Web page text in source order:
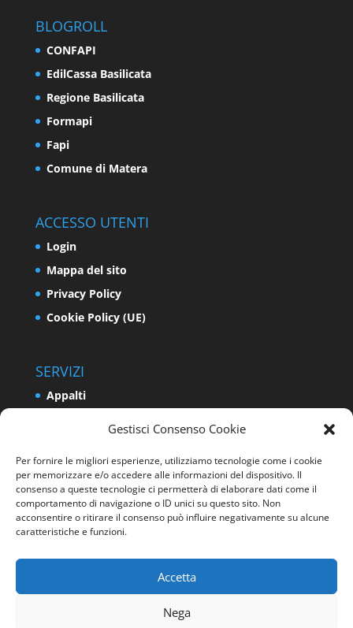
Gestisci Consenso Cookie
Per fornire le migliori esperienze, utilizziamo tecnologie come i cookie
per memorizzare e/o accedere alle informazioni del dispositivo. Il
consenso a queste tecnologie ci permetterà di elaborare dati come il
comportamento di navigazione o ID unici su questo sito. Non
acconsentire o ritirare il consenso può influire negativamente su alcune
caratteristiche e funzioni.
Accetta
Nega
BLOGROLL
CONFAPI
EdilCassa Basilicata
Regione Basilicata
Formapi
Fapi
Comune di Matera
ACCESSO UTENTI
Login
Mappa del sito
Privacy Policy
Cookie Policy (UE)
SERVIZI
Appalti
Impresa
Programmazione e Sviluppo del Territorio
Energia e Ambiente
Sicurezza sui luoghi di lavoro